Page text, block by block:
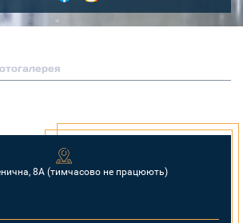
8А (тимчасово не працюють)